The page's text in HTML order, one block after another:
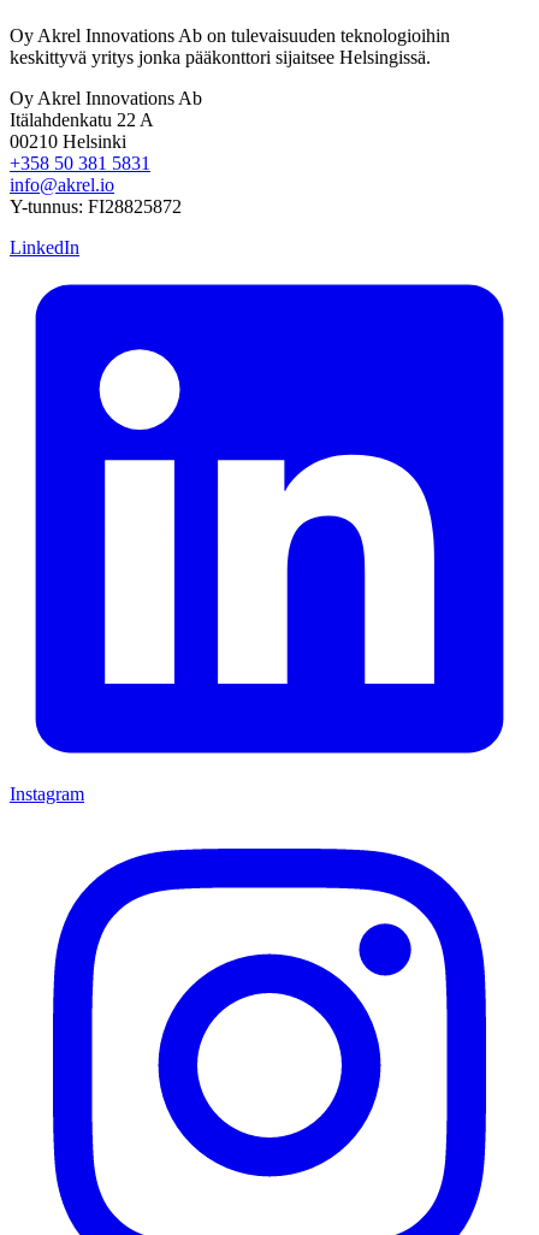
Oy Akrel Innovations Ab on tulevaisuuden teknologioihin
keskittyvä yritys jonka pääkonttori sijaitsee Helsingissä.
Oy Akrel Innovations Ab
Itälahdenkatu 22 A
00210 Helsinki
+358 50 381 5831
info@akrel.io
Y-tunnus: FI28825872
LinkedIn
Instagram